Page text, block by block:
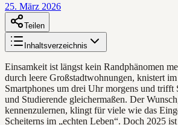
25. März 2026
Teilen
Inhaltsverzeichnis
Einsamkeit ist längst kein Randphänomen
durch leere Großstadtwohnungen, knistert
Smartphones um drei Uhr morgens und trifft
und Studierende gleichermaßen. Der
kennenzulernen, klingt für viele wie das
Scheiterns im „echten Leben“. Doch 2025